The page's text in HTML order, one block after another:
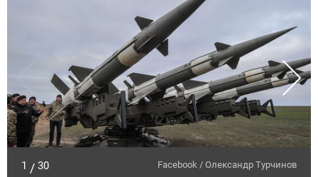
1 / 30 Facebook / Олександр Турчинов